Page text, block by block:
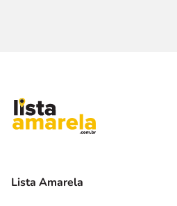
Lista Amarela